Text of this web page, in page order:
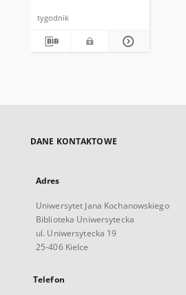
tygodnik
DANE KONTAKTOWE
Adres
Uniwersytet Jana Kochanowskiego
Biblioteka Uniwersytecka
ul. Uniwersytecka 19
25-406 Kielce
Telefon